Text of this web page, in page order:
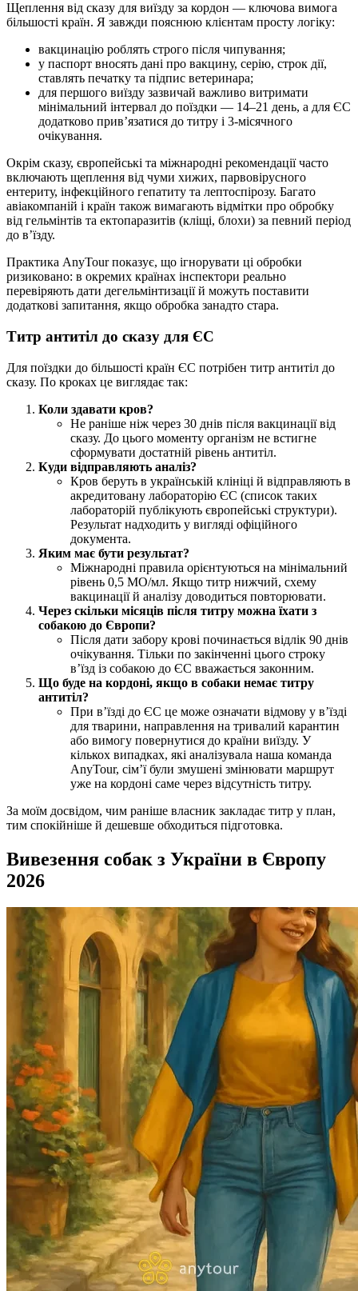
Щеплення від сказу для виїзду за кордон — ключова вимога
більшості країн. Я завжди пояснюю клієнтам просту логіку:
вакцинацію роблять строго після чипування;
у паспорт вносять дані про вакцину, серію, строк дії,
ставлять печатку та підпис ветеринара;
для першого виїзду зазвичай важливо витримати
мінімальний інтервал до поїздки — 14–21 день, а для ЄС
додатково прив’язатися до титру і 3-місячного
очікування.
Окрім сказу, європейські та міжнародні рекомендації часто
включають щеплення від чуми хижих, парвовірусного
ентериту, інфекційного гепатиту та лептоспірозу. Багато
авіакомпаній і країн також вимагають відмітки про обробку
від гельмінтів та ектопаразитів (кліщі, блохи) за певний період
до в’їзду.
Практика AnyTour показує, що ігнорувати ці обробки
ризиковано: в окремих країнах інспектори реально
перевіряють дати дегельмінтизації й можуть поставити
додаткові запитання, якщо обробка занадто стара.
Титр антитіл до сказу для ЄС
Для поїздки до більшості країн ЄС потрібен титр антитіл до
сказу. По кроках це виглядає так:
Коли здавати кров?
Не раніше ніж через 30 днів після вакцинації від
сказу. До цього моменту організм не встигне
сформувати достатній рівень антитіл.
Куди відправляють аналіз?
Кров беруть в українській клініці й відправляють в
акредитовану лабораторію ЄС (список таких
лабораторій публікують європейські структури).
Результат надходить у вигляді офіційного
документа.
Яким має бути результат?
Міжнародні правила орієнтуються на мінімальний
рівень 0,5 МО/мл. Якщо титр нижчий, схему
вакцинації й аналізу доводиться повторювати.
Через скільки місяців після титру можна їхати з
собакою до Європи?
Після дати забору крові починається відлік 90 днів
очікування. Тільки по закінченні цього строку
в’їзд із собакою до ЄС вважається законним.
Що буде на кордоні, якщо в собаки немає титру
антитіл?
При в’їзді до ЄС це може означати відмову у в’їзді
для тварини, направлення на тривалий карантин
або вимогу повернутися до країни виїзду. У
кількох випадках, які аналізувала наша команда
AnyTour, сім’ї були змушені змінювати маршрут
уже на кордоні саме через відсутність титру.
За моїм досвідом, чим раніше власник закладає титр у план,
тим спокійніше й дешевше обходиться підготовка.
Вивезення собак з України в Європу
2026